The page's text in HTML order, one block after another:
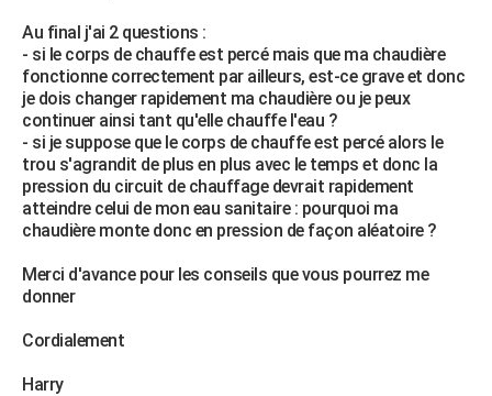
DICTIONNAIRE
Dictionnaire
Biographies
Citations
Expressions
Proverbes
PROGRAMME TV
COPAINS D'AVANT
S'inscrire
Se connecter
Lycées
Collèges
Primaires
Universités
Entreprises
Service militaire
Avis de recherche
AVIS DE DÉCÈS
FORUM
Bricolage
Lifestyle
Culture
Sport
Auto
Television
Voyage
Cinema
Au final j'ai 2 questions :
- si le corps de chauffe est percé mais que ma chaudière
fonctionne correctement par ailleurs, est-ce grave et donc
je dois changer rapidement ma chaudière ou je peux
continuer ainsi tant qu'elle chauffe l'eau ?
- si je suppose que le corps de chauffe est percé alors le
trou s'agrandit de plus en plus avec le temps et donc la
pression du circuit de chauffage devrait rapidement
atteindre celui de mon eau sanitaire : pourquoi ma
chaudière monte donc en pression de façon aléatoire ?
Merci d'avance pour les conseils que vous pourrez me
donner
Cordialement
Harry